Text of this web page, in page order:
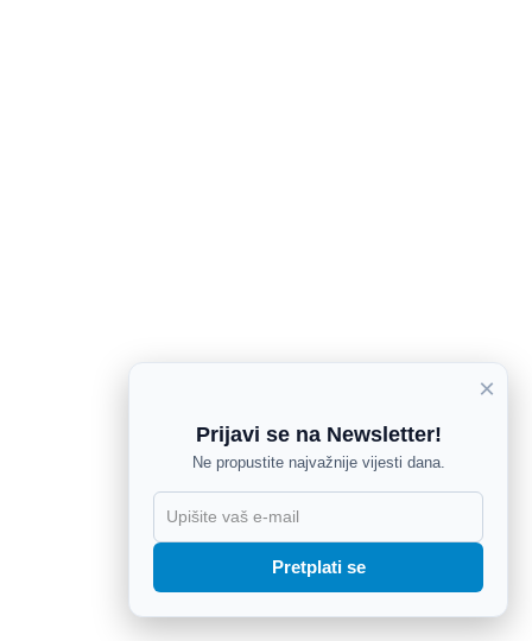
×
Prijavi se na Newsletter!
Ne propustite najvažnije vijesti dana.
Pretplati se